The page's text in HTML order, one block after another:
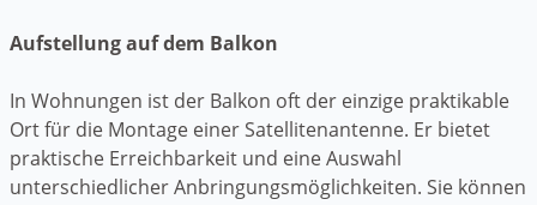
Aufstellung auf dem Balkon
In Wohnungen ist der Balkon oft der einzige praktikable
Ort für die Montage einer Satellitenantenne. Er bietet
praktische Erreichbarkeit und eine Auswahl
unterschiedlicher Anbringungsmöglichkeiten. Sie können